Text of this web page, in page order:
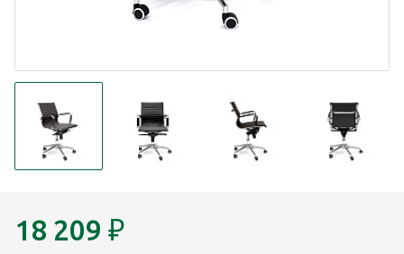
18 209 ₽